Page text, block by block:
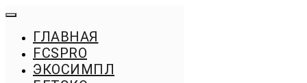
ГЛАВНАЯ
FСSPRO
ЭКОСИМПЛ